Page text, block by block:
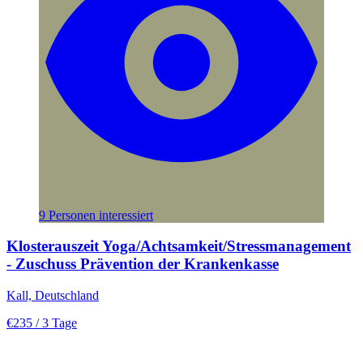
9 Personen interessiert
Klosterauszeit Yoga/Achtsamkeit/Stressmanagement
- Zuschuss Prävention der Krankenkasse
Kall, Deutschland
€235 / 3 Tage